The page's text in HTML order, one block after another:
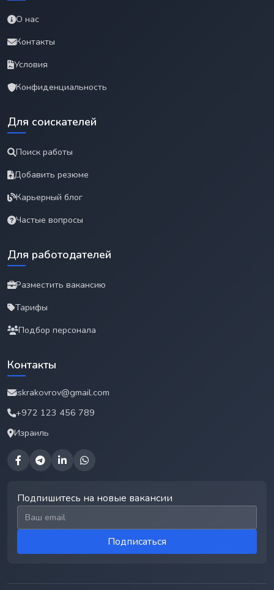
О нас
Контакты
Условия
Конфиденциальность
Для соискателей
Поиск работы
Добавить резюме
Карьерный блог
Частые вопросы
Для работодателей
Разместить вакансию
Тарифы
Подбор персонала
Контакты
iskrakovrov@gmail.com
+972 123 456 789
Израиль
Подпишитесь на новые вакансии
Email для подписки
Подписаться